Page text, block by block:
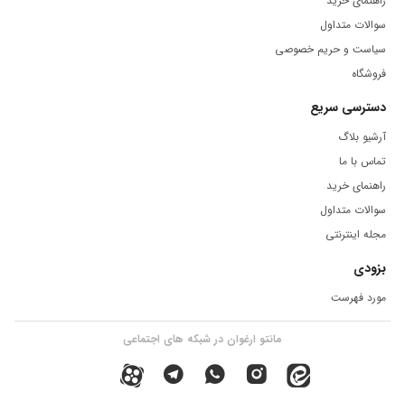
سوالات متداول
سیاست و حریم خصوصی
فروشگاه
دسترسی سریع
آرشیو بلاگ
تماس با ما
راهنمای خرید
سوالات متداول
مجله اینترنتی
بزودی
مورد فهرست
مانتو ارغوان در شبکه های اجتماعی